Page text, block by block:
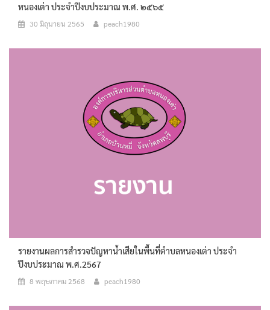
หนองเต่า ประจำปีงบประมาณ พ.ศ. ๒๕๖๕
30 มิถุนายน 2565 peach1980
รายงานผลการสำรวจปัญหาน้ำเสียในพื้นที่ตำบลหนองเต่า ประจำ
ปีงบประมาณ พ.ศ.2567
8 พฤษภาคม 2568 peach1980